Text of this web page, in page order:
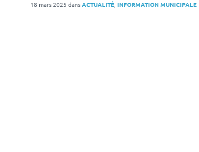
18 mars 2025 dansACTUALITÉ, INFORMATION MUNICIPALE